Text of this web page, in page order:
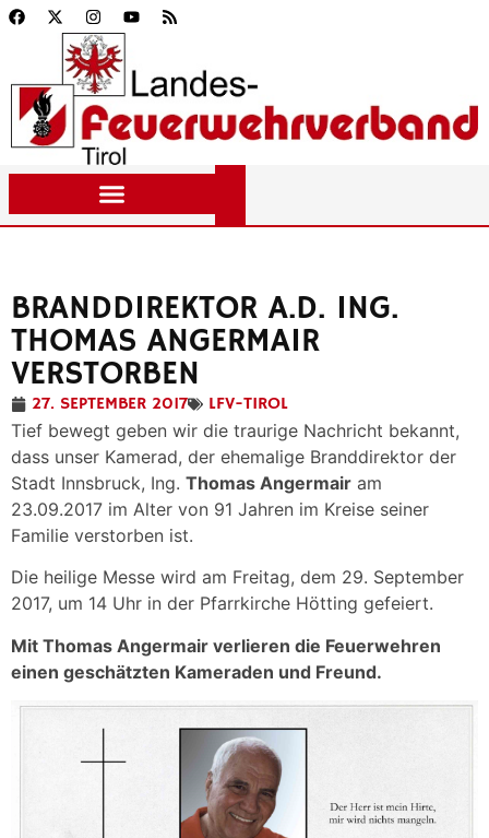
BRANDDIREKTOR A.D. ING.
THOMAS ANGERMAIR
VERSTORBEN
27. SEPTEMBER 2017
LFV-TIROL
Tief bewegt geben wir die traurige Nachricht bekannt,
dass unser Kamerad, der ehemalige Branddirektor der
Stadt Innsbruck, Ing. Thomas Angermair am
23.09.2017 im Alter von 91 Jahren im Kreise seiner
Familie verstorben ist.
Die heilige Messe wird am Freitag, dem 29. September
2017, um 14 Uhr in der Pfarrkirche Hötting gefeiert.
Mit Thomas Angermair verlieren die Feuerwehren
einen geschätzten Kameraden und Freund.